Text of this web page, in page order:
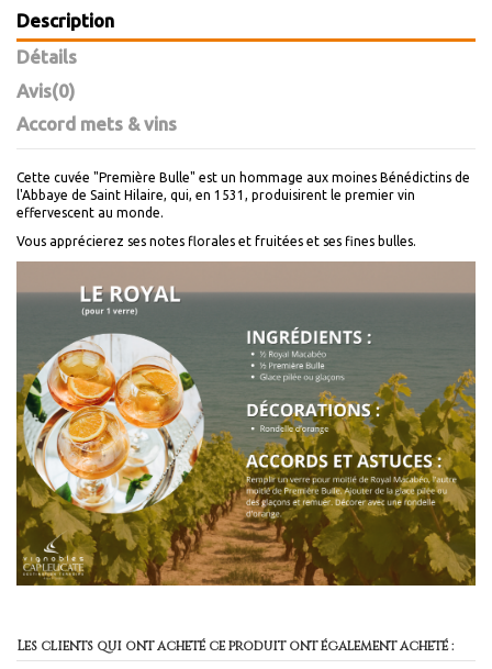
Description
Détails
Avis(0)
Accord mets & vins
Cette cuvée "Première Bulle" est un hommage aux moines Bénédictins de
l'Abbaye de Saint Hilaire, qui, en 1531, produisirent le premier vin
effervescent au monde.
Vous apprécierez ses notes florales et fruitées et ses fines bulles.
Les clients qui ont acheté ce produit ont également acheté :